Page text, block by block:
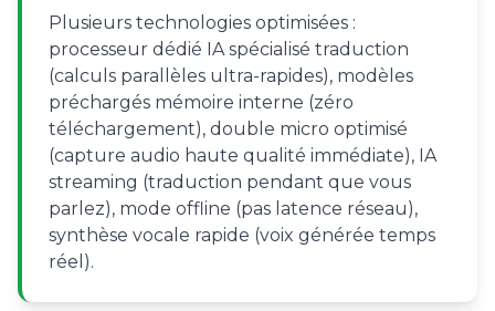
Plusieurs technologies optimisées :
processeur dédié IA spécialisé traduction
(calculs parallèles ultra-rapides), modèles
préchargés mémoire interne (zéro
téléchargement), double micro optimisé
(capture audio haute qualité immédiate), IA
streaming (traduction pendant que vous
parlez), mode offline (pas latence réseau),
synthèse vocale rapide (voix générée temps
réel).